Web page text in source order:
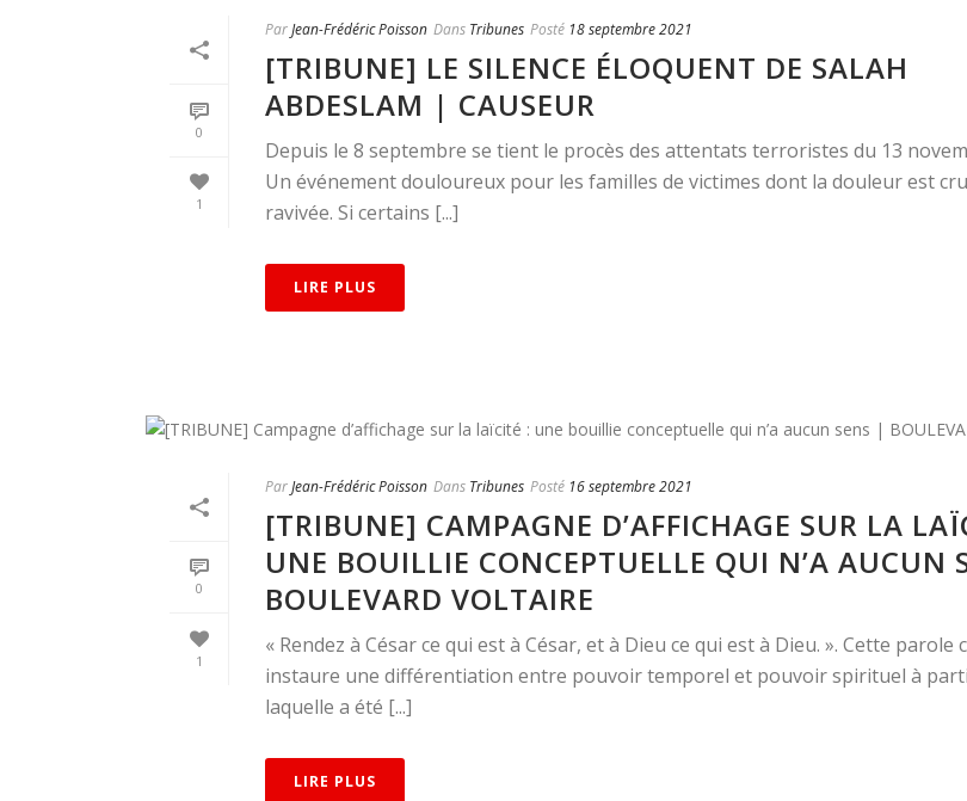
0
1
ParJean-Frédéric Poisson Dans Tribunes Posté 18 septembre 2021
[TRIBUNE] LE SILENCE ÉLOQUENT DE SALAH
ABDESLAM | CAUSEUR
Depuis le 8 septembre se tient le procès des attentats terroristes du 13
Un événement douloureux pour les familles de victimes dont la douleur est
ravivée. Si certains [...]
LIRE PLUS
0
1
ParJean-Frédéric Poisson Dans Tribunes Posté 16 septembre 2021
[TRIBUNE] CAMPAGNE D’AFFICHAGE SUR LA
UNE BOUILLIE CONCEPTUELLE QUI N’A AUCUN
BOULEVARD VOLTAIRE
« Rendez à César ce qui est à César, et à Dieu ce qui est à Dieu. ». Cette parole
instaure une différentiation entre pouvoir temporel et pouvoir spirituel à
laquelle a été [...]
LIRE PLUS